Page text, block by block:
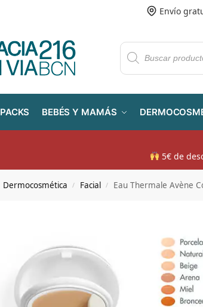
Envío
PACKS BEBÉS Y MAMÁS
5€ de
Dermocosmética / Facial / Eau Thermale Avène